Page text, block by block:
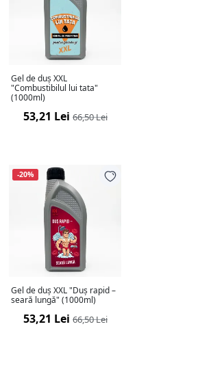
Gel de duș XXL
"Combustibilul lui tata"
(1000ml)
53,21 Lei 66,50 Lei
-20%
Gel de duș XXL "Duș rapid –
seară lungă" (1000ml)
53,21 Lei 66,50 Lei